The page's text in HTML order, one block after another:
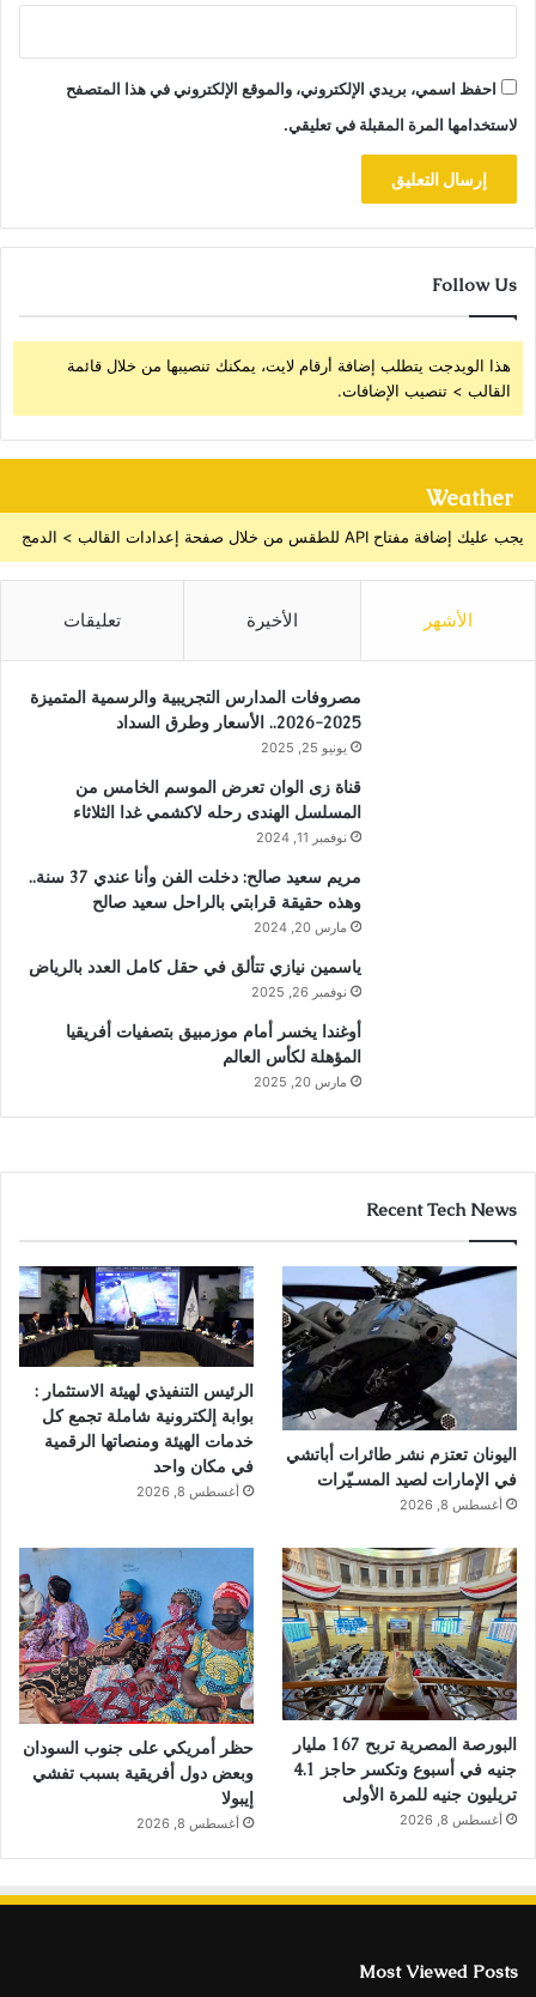
احفظ اسمي، بريدي الإلكتروني، والموقع الإلكتروني في هذا المتصفح
لاستخدامها المرة المقبلة في تعليقي.
Follow Us
هذا الويدجت يتطلب إضافة أرقام لايت، يمكنك تنصيبها من خلال قائمة
القالب > تنصيب الإضافات.
Weather
يجب عليك إضافة مفتاح API للطقس من خلال صفحة إعدادات القالب > الدمج
الأشهر الأخيرة تعليقات
مصروفات المدارس التجريبية والرسمية المتميزة
2025-2026.. الأسعار وطرق السداد
يونيو 25, 2025
قناة زى الوان تعرض الموسم الخامس من
المسلسل الهندى رحله لاكشمي غدا الثلاثاء
نوفمبر 11, 2024
مريم سعيد صالح: دخلت الفن وأنا عندي 37 سنة..
وهذه حقيقة قرابتي بالراحل سعيد صالح
مارس 20, 2024
ياسمين نيازي تتألق في حقل كامل العدد بالرياض
نوفمبر 26, 2025
أوغندا يخسر أمام موزمبيق بتصفيات أفريقيا
المؤهلة لكأس العالم
مارس 20, 2025
Recent Tech News
اليونان تعتزم نشر طائرات أباتشي
في الإمارات لصيد المسـيّرات
أغسطس 8, 2026
الرئيس التنفيذي لهيئة الاستثمار :
بوابة إلكترونية شاملة تجمع كل
خدمات الهيئة ومنصاتها الرقمية
في مكان واحد
أغسطس 8, 2026
البورصة المصرية تربح 167 مليار
جنيه في أسبوع وتكسر حاجز 4.1
تريليون جنيه للمرة الأولى
أغسطس 8, 2026
حظر أمريكي على جنوب السودان
وبعض دول أفريقية بسبب تفشي
إيبولا
أغسطس 8, 2026
Most Viewed Posts